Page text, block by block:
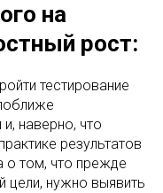
на
рост:
тестирование
наверно, что
результатов
о том, что прежде
цели, нужно выявить